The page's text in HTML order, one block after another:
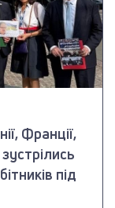
Франції,
під